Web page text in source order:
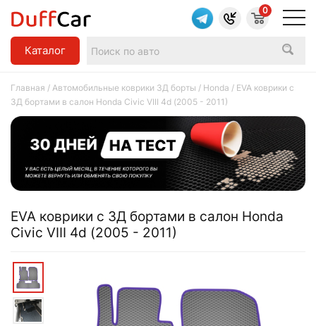
Каталог
0
Главная / Автомобильные коврики 3Д борты / Honda / EVA коврики c
3Д бортами в салон Honda Civic VIII 4d (2005 - 2011)
EVA коврики c 3Д бортами в салон Honda
Civic VIII 4d (2005 - 2011)